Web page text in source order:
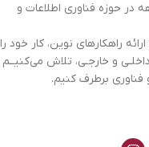
حوزه فناوری اطلاعات و
راهکارهای نوین، کار خود را
و خارجـی، تلاش می‌کنیــم
فناوری برطرف کنیم.